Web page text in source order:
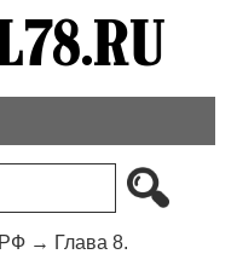
→ Глава 8.